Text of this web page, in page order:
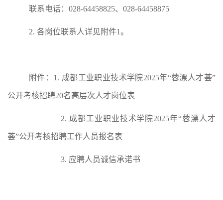
联系电话： 028-64458825、 028-64458875
2. 各岗位联系人详见附件1。
附件 ： 1. 成都工业职业技术学院2025年“蓉漂人才荟”
公开考核招聘20名高层次人才岗位表
2. 成都工业职业技术学院2025年“蓉漂人才
荟”公开考核招聘工作人员报名表
3. 应聘人员诚信承诺书